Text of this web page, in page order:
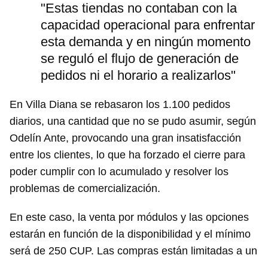
"Estas tiendas no contaban con la
capacidad operacional para enfrentar
esta demanda y en ningún momento
se reguló el flujo de generación de
pedidos ni el horario a realizarlos"
En Villa Diana se rebasaron los 1.100 pedidos
diarios, una cantidad que no se pudo asumir, según
Odelín Ante, provocando una gran insatisfacción
entre los clientes, lo que ha forzado el cierre para
poder cumplir con lo acumulado y resolver los
problemas de comercialización.
En este caso, la venta por módulos y las opciones
estarán en función de la disponibilidad y el mínimo
será de 250 CUP. Las compras están limitadas a un